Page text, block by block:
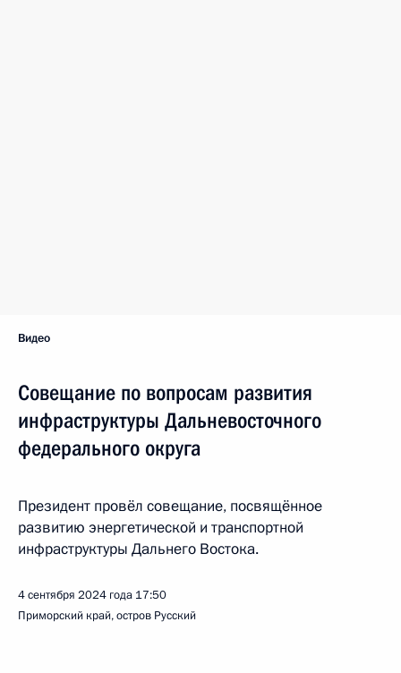
Видео
Совещание по вопросам развития
инфраструктуры Дальневосточного
федерального округа
Президент провёл совещание, посвящённое
развитию энергетической и транспортной
инфраструктуры Дальнего Востока.
4 сентября 2024 года 17:50
Приморский край, остров Русский